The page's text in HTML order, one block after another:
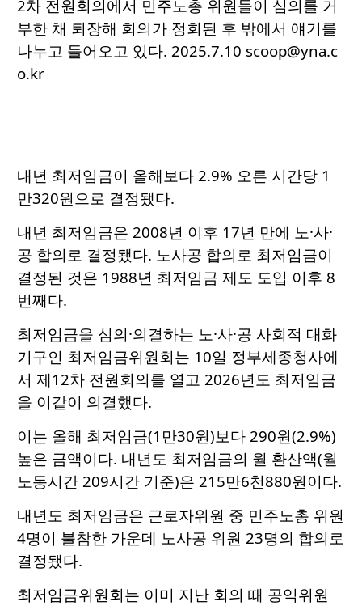
2차 전원회의에서 민주노총 위원들이 심의를 거
부한 채 퇴장해 회의가 정회된 후 밖에서 얘기를
나누고 들어오고 있다. 2025.7.10 scoop@yna.c
o.kr
내년 최저임금이 올해보다 2.9% 오른 시간당 1
만320원으로 결정됐다.
내년 최저임금은 2008년 이후 17년 만에 노·사·
공 합의로 결정됐다. 노사공 합의로 최저임금이
결정된 것은 1988년 최저임금 제도 도입 이후 8
번째다.
최저임금을 심의·의결하는 노·사·공 사회적 대화
기구인 최저임금위원회는 10일 정부세종청사에
서 제12차 전원회의를 열고 2026년도 최저임금
을 이같이 의결했다.
이는 올해 최저임금(1만30원)보다 290원(2.9%)
높은 금액이다. 내년도 최저임금의 월 환산액(월
노동시간 209시간 기준)은 215만6천880원이다.
내년도 최저임금은 근로자위원 중 민주노총 위원
4명이 불참한 가운데 노사공 위원 23명의 합의로
결정됐다.
최저임금위원회는 이미 지난 회의 때 공익위원